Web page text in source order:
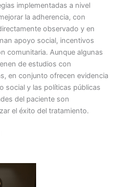
implementadas a nivel
la adherencia, con
observado y en
apoyo social, incentivos
comunitaria. Aunque algunas
de estudios con
en conjunto ofrecen evidencia
social y las políticas públicas
del paciente son
el éxito del tratamiento.